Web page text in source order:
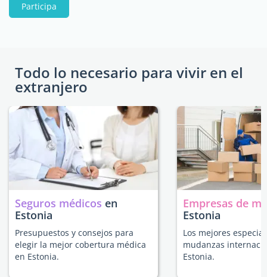
Participa
Todo lo necesario para vivir en el
extranjero
Seguros médicos en
Estonia
Presupuestos y consejos para
elegir la mejor cobertura médica
en Estonia.
Empresas de
Estonia
Los mejores
mudanzas
Estonia.